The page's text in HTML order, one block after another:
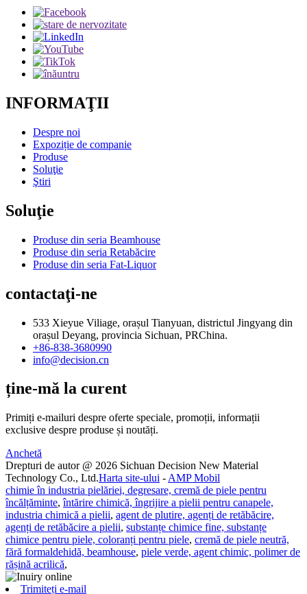
INFORMAŢII
Despre noi
Expoziție de companie
Produse
Soluţie
Ştiri
Soluţie
Produse din seria Beamhouse
Produse din seria Retabăcire
Produse din seria Fat-Liquor
contactaţi-ne
533 Xieyue Viliage, orașul Tianyuan, districtul Jingyang din
orașul Deyang, provincia Sichuan, PRChina.
+86-838-3680990
info@decision.cn
ține-mă la curent
Primiți e-mailuri despre oferte speciale, promoții, informații
exclusive despre produse și noutăți.
Anchetă
Drepturi de autor @ 2026 Sichuan Decision New Material
Technology Co., Ltd.Harta site-ului - AMP Mobil
chimie în industria pielăriei, degresare, cremă de piele pentru
încălțăminte,întărire chimică, îngrijire a pielii pentru canapele,
industria chimică a pielii, agent de plutire, agenți de retăbăcire,
agenți de retăbăcire a pielii, substanțe chimice fine, substanțe
chimice pentru piele, coloranți pentru piele, cremă de piele neutră,
fără formaldehidă, beamhouse, piele verde, agent chimic, polimer de
rășină acrilică,
Trimiteți e-mail